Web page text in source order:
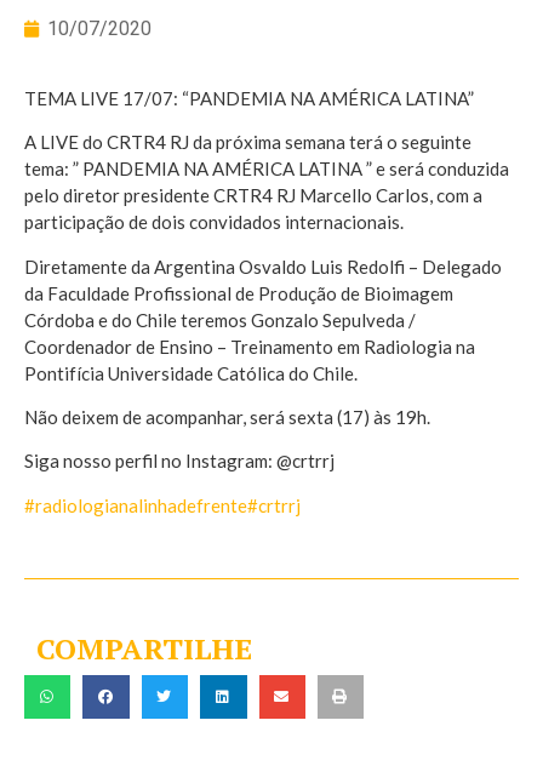
10/07/2020
TEMA LIVE 17/07: “PANDEMIA NA AMÉRICA LATINA”
A LIVE do CRTR4 RJ da próxima semana terá o seguinte
tema: ” PANDEMIA NA AMÉRICA LATINA ” e será conduzida
pelo diretor presidente CRTR4 RJ Marcello Carlos, com a
participação de dois convidados internacionais.
Diretamente da Argentina Osvaldo Luis Redolfi – Delegado
da Faculdade Profissional de Produção de Bioimagem
Córdoba e do Chile teremos Gonzalo Sepulveda /
Coordenador de Ensino – Treinamento em Radiologia na
Pontifícia Universidade Católica do Chile.
Não deixem de acompanhar, será sexta (17) às 19h.
Siga nosso perfil no Instagram: @crtrrj
#radiologianalinhadefrente#crtrrj
COMPARTILHE